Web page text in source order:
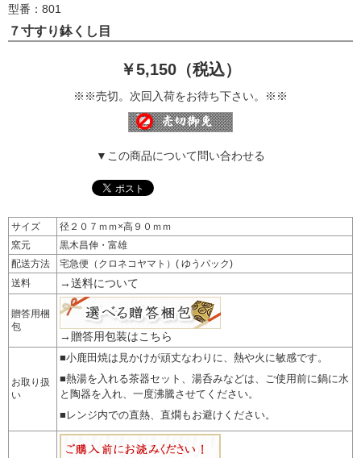
型番：801
７寸すり鉢くし目
￥5,150（税込）
※※売切。次回入荷をお待ち下さい。※※
▼この商品について問い合わせる
サイズ
径２０７ｍｍ×高９０ｍｍ
窯元
黒木昌伸・富雄
配送方法
宅急便（クロネコヤマト）( ゆうパック)
送料
→送料について
贈答用梱
包
→贈答用包装はこちら
お取り扱
い
■小鹿田焼は見かけが頑丈なわりに、熱や火に敏感です。
■熱湯を入れる茶器セット、湯呑みなどは、ご使用前に鍋に水
と陶器を入れ、一度沸騰させてください。
■レンジ内での直熱、直燗もお避けください。